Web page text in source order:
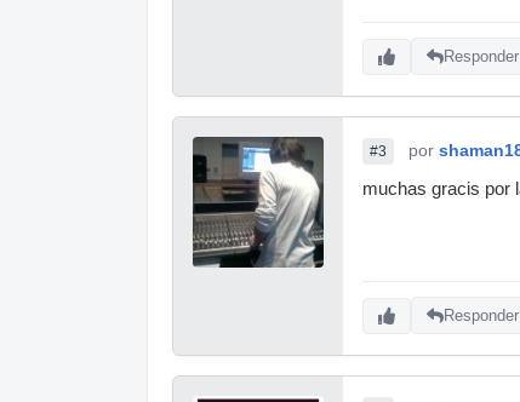
Responder
#3 por
muchas gracis por
Responder